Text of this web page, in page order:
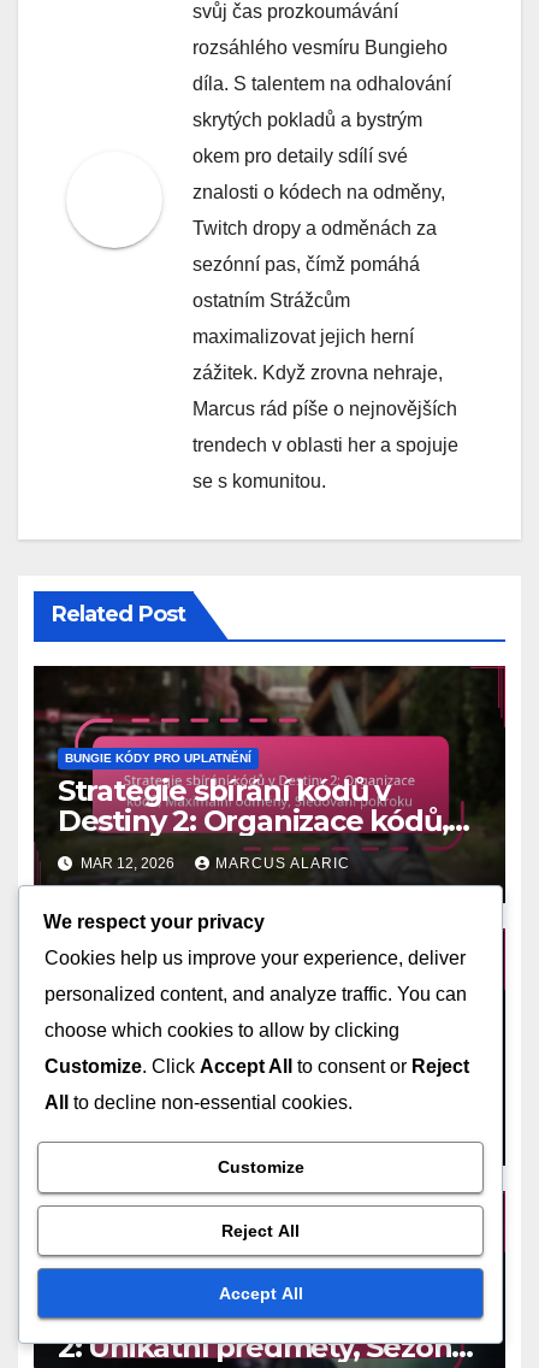
svůj čas prozkoumávání
rozsáhlého vesmíru Bungieho
díla. S talentem na odhalování
skrytých pokladů a bystrým
okem pro detaily sdílí své
znalosti o kódech na odměny,
Twitch dropy a odměnách za
sezónní pas, čímž pomáhá
ostatním Strážcům
maximalizovat jejich herní
zážitek. Když zrovna nehraje,
Marcus rád píše o nejnovějších
trendech v oblasti her a spojuje
se s komunitou.
Related Post
BUNGIE KÓDY PRO UPLATNĚNÍ
Strategie sbírání kódů v
Destiny 2: Organizace kódů,
Maximální odměny, Sledování
pokroku
MAR 12, 2026 MARCUS ALARIC
BUNGIE KÓDY PRO UPLATNĚNÍ
Systémy notifikací kódů
Destiny 2: Upozornění na
nové kódy, Jak zůstat
informovaný, Tipy od
Kódy pro kosmetiku Destiny
2: Unikátní předměty, Sezónní
We respect your privacy
Cookies help us improve your experience, deliver
personalized content, and analyze traffic. You can
choose which cookies to allow by clicking
Customize. Click Accept All to consent or Reject
All
to decline non-essential cookies.
Customize
Reject All
Accept All